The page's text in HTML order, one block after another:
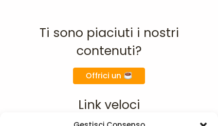
Link veloci
Ti sono piaciuti i nostri
contenuti?
Offrici un